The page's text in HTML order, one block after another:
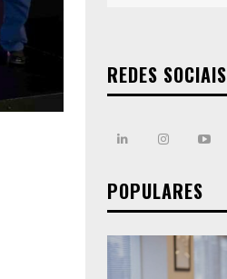
REDES SOCIAIS
POPULARES